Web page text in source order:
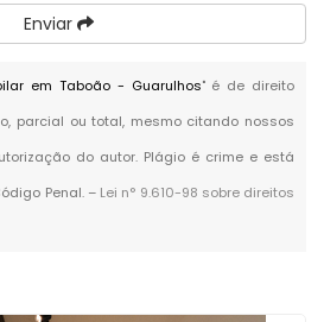
Enviar
em Taboão - Guarulhos" é de direito
parcial ou total, mesmo citando nossos
do autor. Plágio é crime e está
Penal. – Lei n° 9.610-98 sobre direitos